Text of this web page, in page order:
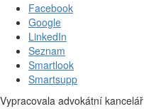
Facebook
Google
LinkedIn
Seznam
Smartlook
Smartsupp
Vypracovala advokátní kancelář